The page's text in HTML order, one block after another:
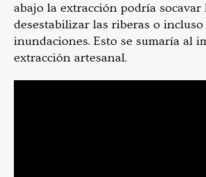
abajo la extracción podría socavar
desestabilizar las riberas o
inundaciones. Esto se sumaría al
extracción artesanal.